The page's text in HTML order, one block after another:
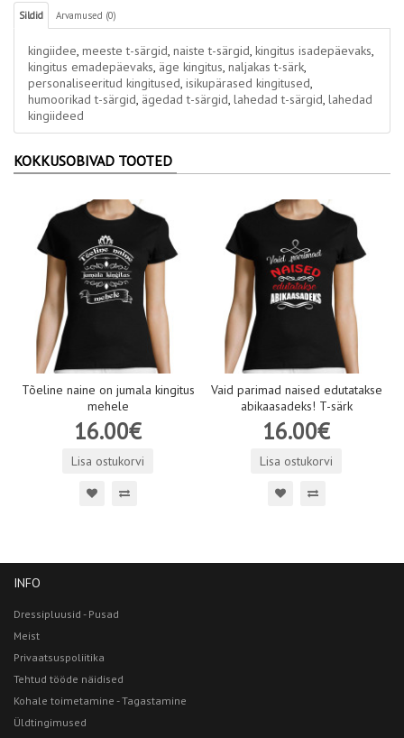
Sildid Arvamused (0)
kingiidee, meeste t-särgid, naiste t-särgid, kingitus isadepäevaks,
kingitus emadepäevaks, äge kingitus, naljakas t-särk,
personaliseeritud kingitused, isikupärased kingitused,
humoorikad t-särgid, ägedad t-särgid, lahedad t-särgid, lahedad
kingiideed
KOKKUSOBIVAD TOOTED
Tõeline naine on jumala kingitus
mehele
16.00€
Lisa ostukorvi
Vaid parimad naised edutatakse
abikaasadeks! T-särk
16.00€
Lisa ostukorvi
INFO
Dressipluusid - Pusad
Meist
Privaatsuspoliitika
Tehtud tööde näidised
Kohale toimetamine - Tagastamine
Üldtingimused